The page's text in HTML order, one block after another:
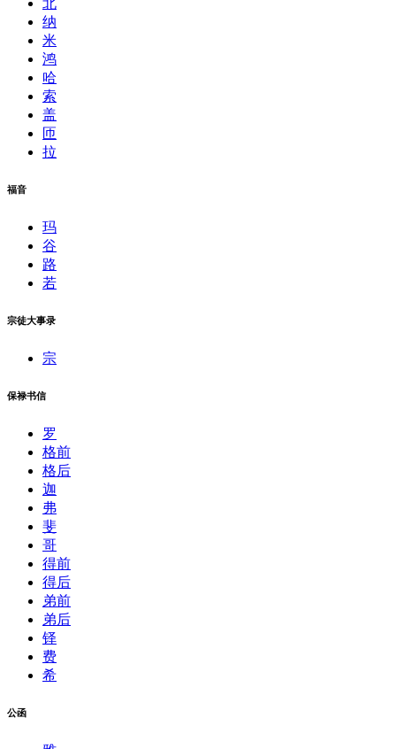
北
纳
米
鸿
哈
索
盖
匝
拉
福音
玛
谷
路
若
宗徒大事录
宗
保禄书信
罗
格前
格后
迦
弗
斐
哥
得前
得后
弟前
弟后
铎
费
希
公函